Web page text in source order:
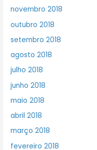
novembro 2018
outubro 2018
setembro 2018
agosto 2018
julho 2018
junho 2018
maio 2018
abril 2018
março 2018
fevereiro 2018